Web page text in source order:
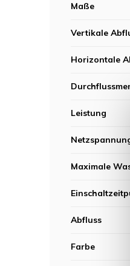
Maße
Vertikale
Horizontale
Leistung
Maximale
Abfluss
Farbe